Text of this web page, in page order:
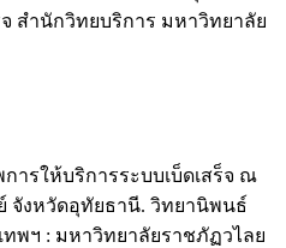
สำนักวิทยบริการ มหาวิทยาลัย
ารให้บริการระบบเบ็ดเสร็จ ณ
จังหวัดอุทัยธานี. วิทยานิพนธ์
พฯ : มหาวิทยาลัยราชภัฏวไลย